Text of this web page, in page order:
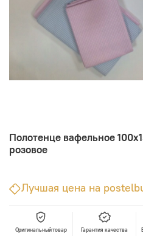
Полотенце вафельное
розовое
Лучшая цена на
Оригинальный товар Гарантия качества